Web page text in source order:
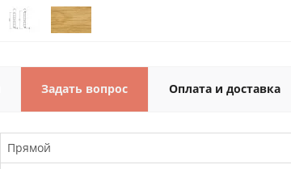
Задать вопрос Оплата и доставка
Прямой